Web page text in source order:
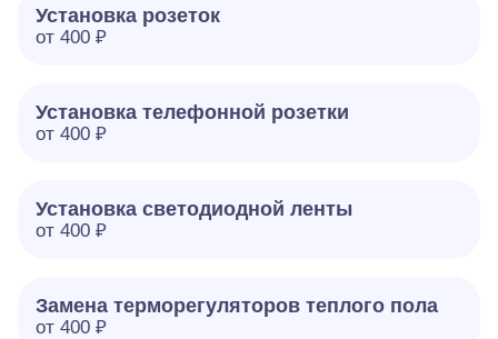
Установка розеток
от 400 ₽
Установка телефонной розетки
от 400 ₽
Установка светодиодной ленты
от 400 ₽
Замена терморегуляторов теплого пола
от 400 ₽